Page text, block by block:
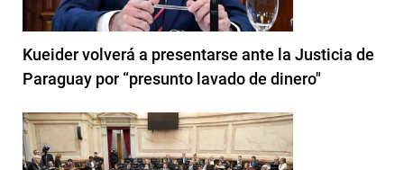
Kueider volverá a presentarse ante la Justicia de
Paraguay por “presunto lavado de dinero"